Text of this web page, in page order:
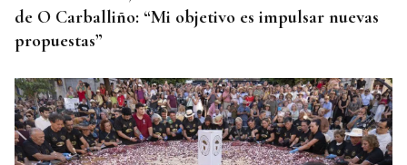
de O Carballiño: “Mi objetivo es impulsar nuevas
propuestas”